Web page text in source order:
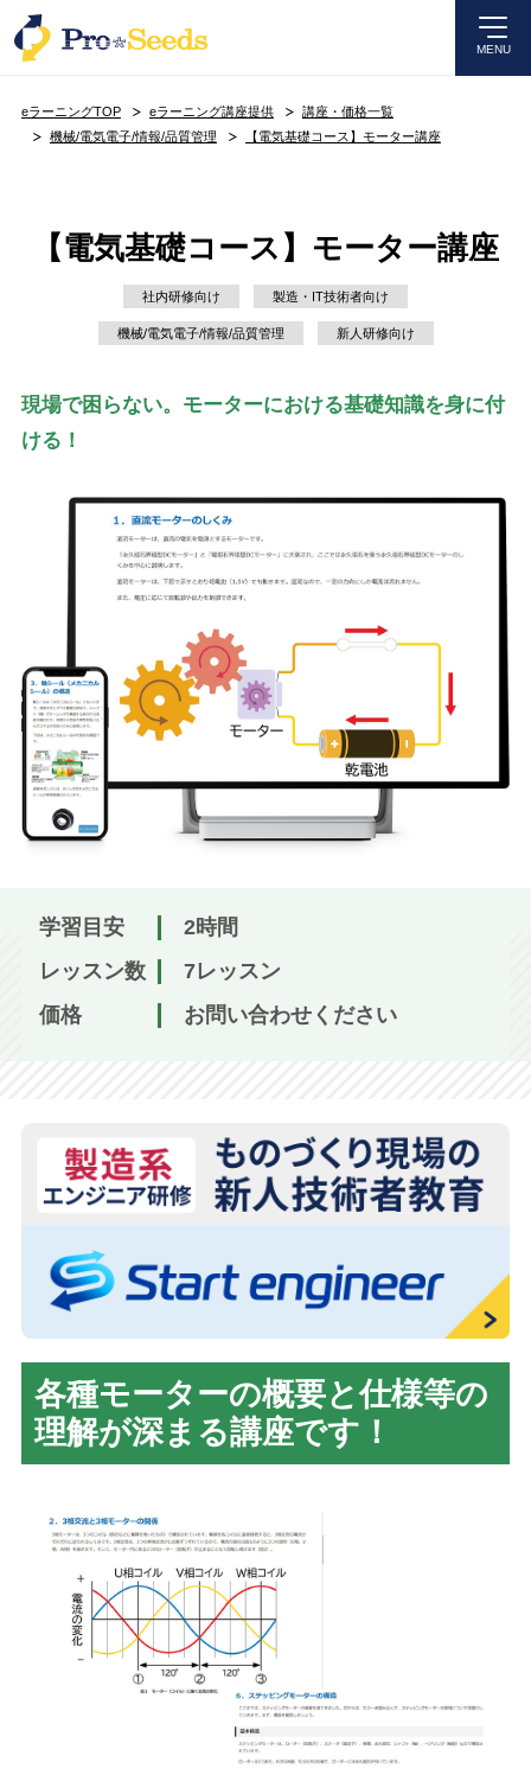
MENU
eラーニングTOP eラーニング講座提供
講座・価格一覧
機械/電気電子/情報/品質管理
【電気基礎コース】モーター講座
【電気基礎コース】モーター講座
社内研修向け 製造・IT技術者向け
機械/電気電子/情報/品質管理 新人研修向け
現場で困らない。モーターにおける基礎知識を身に付
ける！
学習目安
2時間
レッスン数
7レッスン
価格
お問い合わせください
各種モーターの概要と仕様等の
理解が深まる講座です！